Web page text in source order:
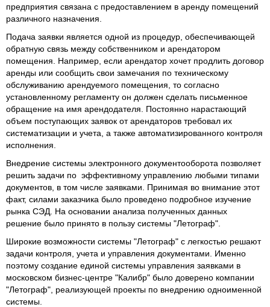
предприятия связана с предоставлением в аренду помещений
различного назначения.
Подача заявки является одной из процедур, обеспечивающей
обратную связь между собственником и арендатором
помещения. Например, если арендатор хочет продлить договор
аренды или сообщить свои замечания по техническому
обслуживанию арендуемого помещения, то согласно
установленному регламенту он должен сделать письменное
обращение на имя арендодателя. Постоянно нарастающий
объем поступающих заявок от арендаторов требовал их
систематизации и учета, а также автоматизированного контроля
исполнения.
Внедрение системы электронного документооборота позволяет
решить задачи по эффективному управлению любыми типами
документов, в том числе заявками. Принимая во внимание этот
факт, силами заказчика было проведено подробное изучение
рынка СЭД. На основании анализа полученных данных
решение было принято в пользу системы "Летограф".
Широкие возможности системы "Летограф" с легкостью решают
задачи контроля, учета и управления документами. Именно
поэтому создание единой системы управления заявками в
московском бизнес-центре "Калибр" было доверено компании
"Летограф", реализующей проекты по внедрению одноименной
системы.